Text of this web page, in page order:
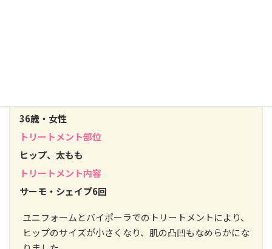
36歳・女性
トリートメント部位
ヒップ、太もも
トリートメント内容
サーモ・シェイプ6回
ユニフォームとバイポーラでのトリートメントにより、
ヒップのサイズが小さくなり、肌の凸凹もなめらかにな